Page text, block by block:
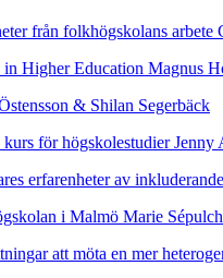
från folkhögskolans arbete
Higher Education Magnus
& Shilan Segerbäck
för högskolestudier Jenny
erfarenheter av
i Malmö Marie
att möta en mer